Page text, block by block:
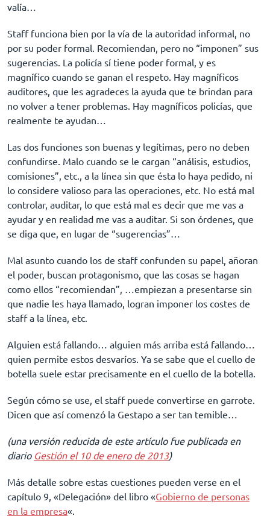
valía…
Staff funciona bien por la vía de la autoridad informal, no
por su poder formal. Recomiendan, pero no “imponen” sus
sugerencias. La policía sí tiene poder formal, y es
magnífico cuando se ganan el respeto. Hay magníficos
auditores, que les agradeces la ayuda que te brindan para
no volver a tener problemas. Hay magníficos policías, que
realmente te ayudan…
Las dos funciones son buenas y legítimas, pero no deben
confundirse. Malo cuando se le cargan “análisis, estudios,
comisiones”, etc., a la línea sin que ésta lo haya pedido, ni
lo considere valioso para las operaciones, etc. No está mal
controlar, auditar, lo que está mal es decir que me vas a
ayudar y en realidad me vas a auditar. Si son órdenes, que
se diga que, en lugar de “sugerencias”…
Mal asunto cuando los de staff confunden su papel, añoran
el poder, buscan protagonismo, que las cosas se hagan
como ellos “recomiendan”, …empiezan a presentarse sin
que nadie les haya llamado, logran imponer los costes de
staff a la línea, etc.
Alguien está fallando… alguien más arriba está fallando…
quien permite estos desvaríos. Ya se sabe que el cuello de
botella suele estar precisamente en el cuello de la botella.
Según cómo se use, el staff puede convertirse en garrote.
Dicen que así comenzó la Gestapo a ser tan temible…
(una versión reducida de este artículo fue publicada en
diario Gestión el 10 de enero de 2013)
Más detalle sobre estas cuestiones pueden verse en el
capítulo 9, «Delegación» del libro «Gobierno de personas
en la empresa«.